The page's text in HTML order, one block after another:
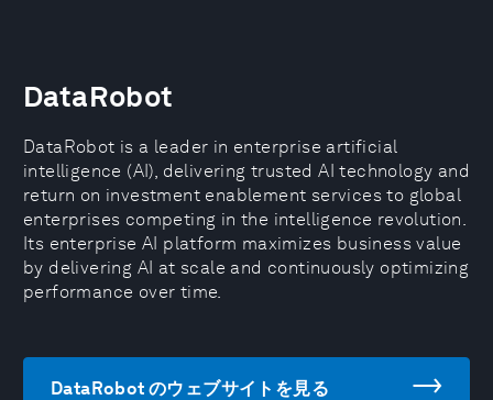
DataRobot
DataRobot is a leader in enterprise artificial
intelligence (AI), delivering trusted AI technology and
return on investment enablement services to global
enterprises competing in the intelligence revolution.
Its enterprise AI platform maximizes business value
by delivering AI at scale and continuously optimizing
performance over time.
DataRobot のウェブサイトを見る